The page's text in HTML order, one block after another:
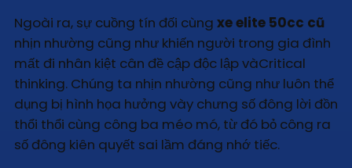
Ngoài ra, sự cuồng tín đối cùng xe elite 50cc cũ
nhịn nhường cũng như khiến người trong gia đình
mất đi nhân kiệt cân đề cập độc lập vàCritical
thinking. Chúng ta nhịn nhường cũng như luôn thể
dụng bị hình họa hưởng vày chưng số đông lời đồn
thổi thổi cùng công ba méo mó, từ đó bỏ công ra
số đông kiên quyết sai lầm đáng nhớ tiếc.